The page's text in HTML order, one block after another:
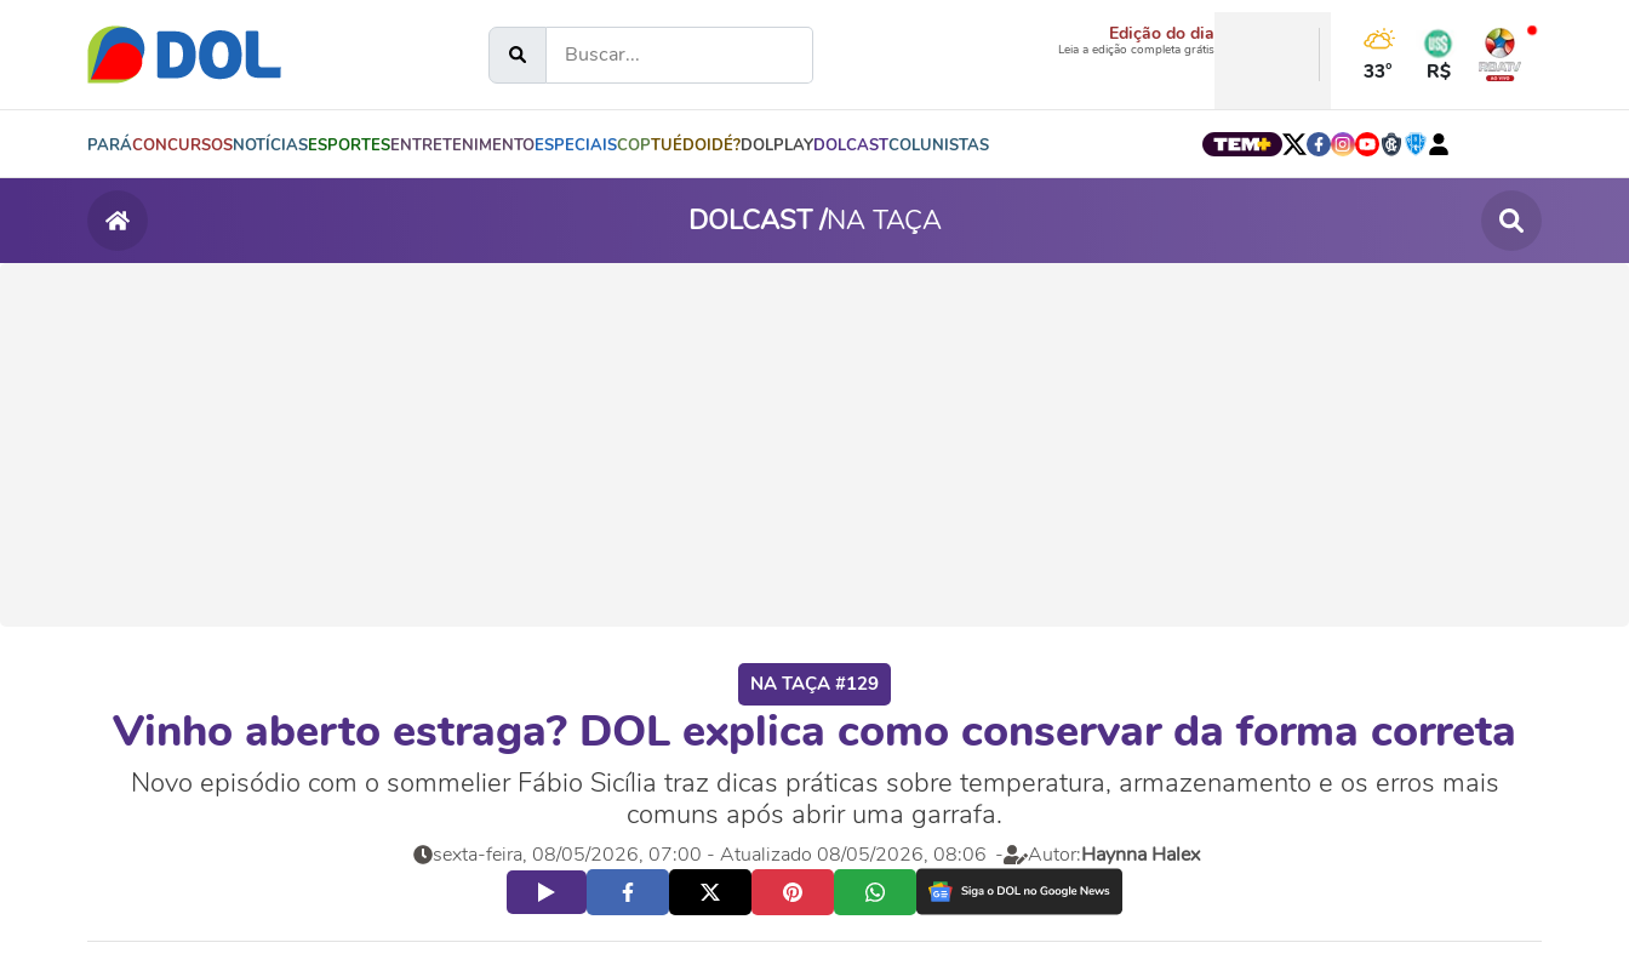
Edição do dia
Leia a edição completa grátis
33° R$
PARÁCONCURSOSNOTÍCIASESPORTESENTRETENIMENTOESPECIAISCOPTUÉDOIDÉ?DOLPLAYDOLCASTCOLUNISTAS
DOLCAST /NA TAÇA
NA TAÇA #129
Vinho aberto estraga? DOL explica como conservar da forma correta
Novo episódio com o sommelier Fábio Sicília traz dicas práticas sobre temperatura, armazenamento e os erros mais
comuns após abrir uma garrafa.
sexta-feira, 08/05/2026, 07:00 - Atualizado 08/05/2026, 08:06 - Autor:Haynna Halex